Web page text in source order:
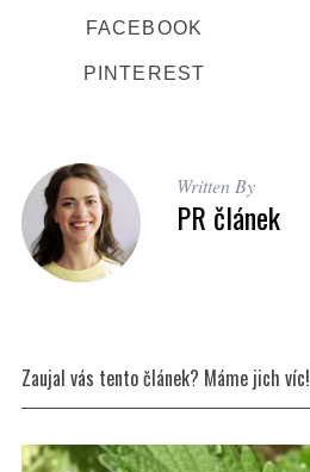
FACEBOOK
PINTEREST
Written By
PR článek
Zaujal vás tento článek? Máme jich víc!